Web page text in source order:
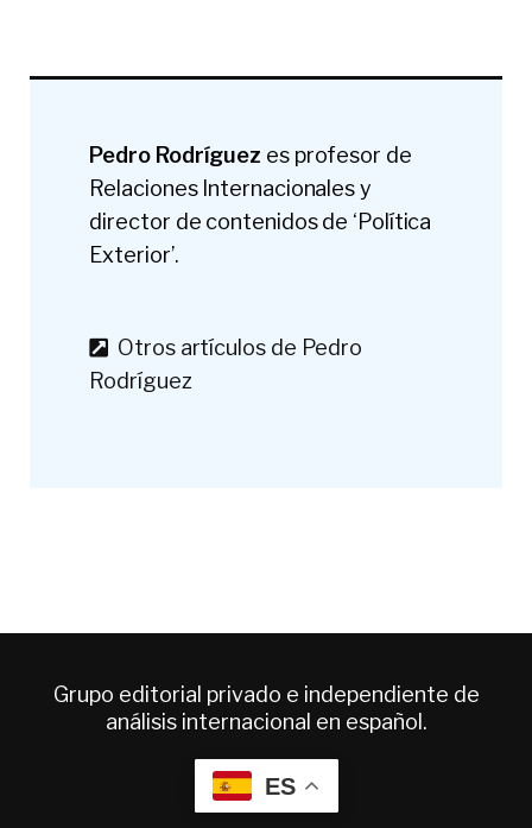
Pedro Rodríguez es profesor de
Relaciones Internacionalesy
director de contenidos de ‘Política
Exterior’.
Otros artículos de Pedro
Rodríguez
Grupo editorial privado e independiente de
análisis internacional en español.
ES